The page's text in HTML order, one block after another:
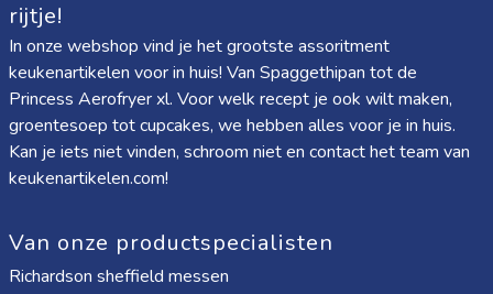
rijtje!
In onze webshop vind je het grootste assoritment
keukenartikelen voor in huis! Van Spaggethipan tot de
Princess Aerofryer xl. Voor welk recept je ook wilt maken,
groentesoep tot cupcakes, we hebben alles voor je in huis.
Kan je iets niet vinden, schroom niet en contact het team van
keukenartikelen.com!
Van onze productspecialisten
Richardson sheffield messen